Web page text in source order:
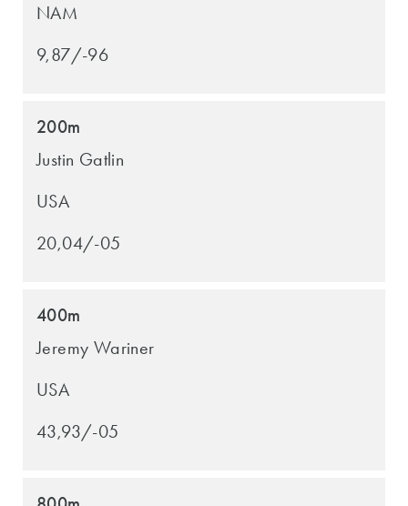
NAM
9,87/-96
200m
Justin Gatlin
USA
20,04/-05
400m
Jeremy Wariner
USA
43,93/-05